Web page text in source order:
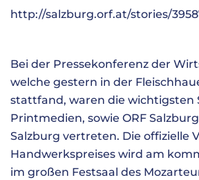
http://salzburg.orf.at/stories/
Bei der Pressekonferenz der
welche gestern in der
stattfand, waren die wichtigsten
Printmedien, sowie ORF
Salzburg vertreten. Die offizielle
Handwerkspreises wird am
im großen Festsaal des